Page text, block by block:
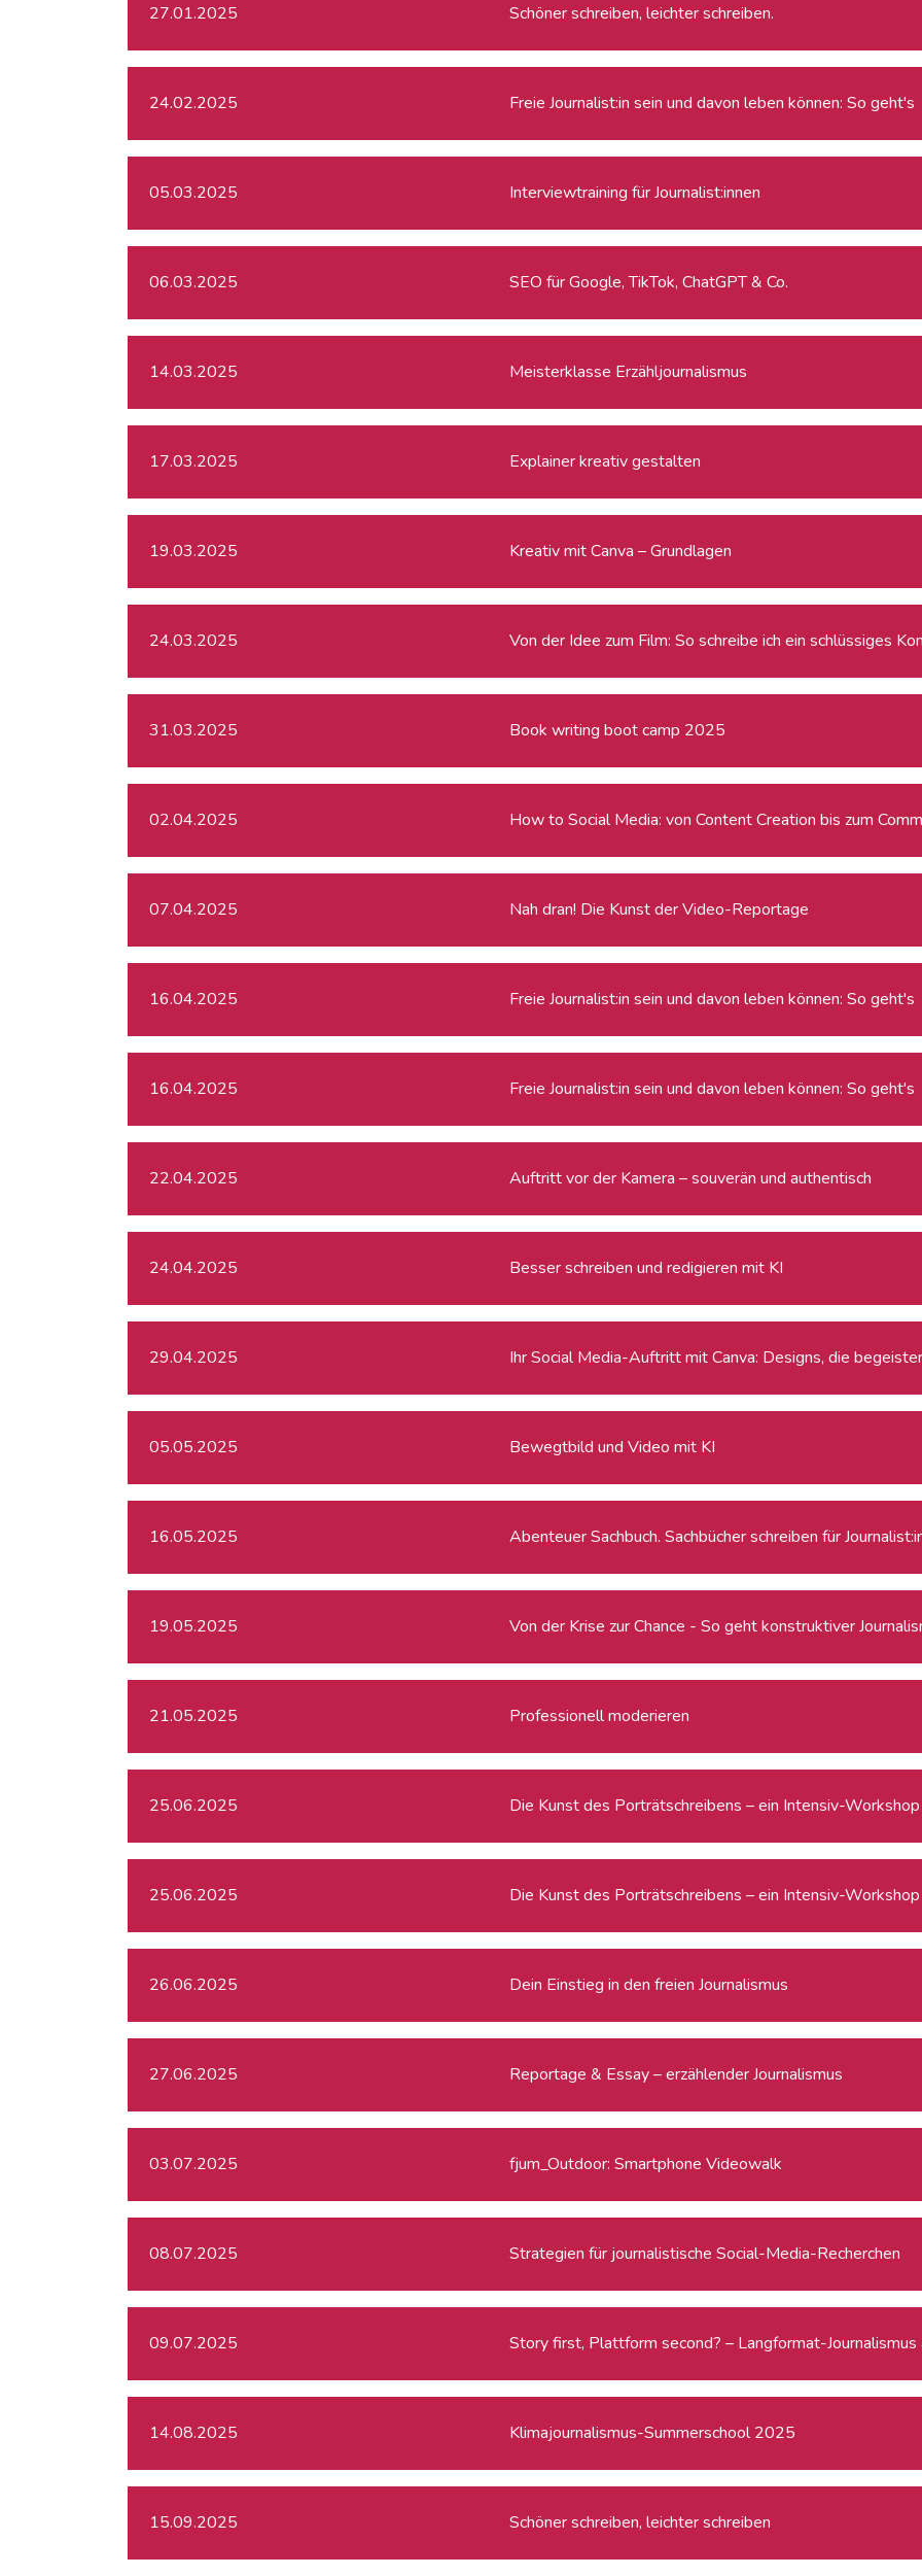
27.01.2025 Schöner schreiben, leichter schreiben.
24.02.2025 Freie Journalist:in sein und davon leben können: So geht's
05.03.2025 Interviewtraining für Journalist:innen
06.03.2025 SEO für Google, TikTok, ChatGPT & Co.
14.03.2025 Meisterklasse Erzähljournalismus
17.03.2025 Explainer kreativ gestalten
19.03.2025 Kreativ mit Canva – Grundlagen
24.03.2025 Von der Idee zum Film: So schreibe ich ein schlüssiges
31.03.2025 Book writing boot camp 2025
02.04.2025 How to Social Media: von Content Creation bis zum
07.04.2025 Nah dran! Die Kunst der Video-Reportage
16.04.2025 Freie Journalist:in sein und davon leben können: So geht's
16.04.2025 Freie Journalist:in sein und davon leben können: So geht's
22.04.2025 Auftritt vor der Kamera – souverän und authentisch
24.04.2025 Besser schreiben und redigieren mit KI
29.04.2025 Ihr Social Media-Auftritt mit Canva: Designs, die
05.05.2025 Bewegtbild und Video mit KI
16.05.2025 Abenteuer Sachbuch. Sachbücher schreiben für
19.05.2025 Von der Krise zur Chance - So geht konstruktiver
21.05.2025 Professionell moderieren
25.06.2025 Die Kunst des Porträtschreibens – ein Intensiv-Workshop
25.06.2025 Die Kunst des Porträtschreibens – ein Intensiv-Workshop
26.06.2025 Dein Einstieg in den freien Journalismus
27.06.2025 Reportage & Essay – erzählender Journalismus
03.07.2025 fjum_Outdoor: Smartphone Videowalk
08.07.2025 Strategien für journalistische Social-Media-Recherchen
09.07.2025 Story first, Plattform second? – Langformat-Journalismus
14.08.2025 Klimajournalismus-Summerschool 2025
15.09.2025 Schöner schreiben, leichter schreiben